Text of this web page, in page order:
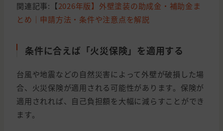
関連記事:【2026年版】外壁塗装の助成金・補助金ま
とめ｜申請方法・条件や注意点を解説
条件に合えば「火災保険」を適用する
台風や地震などの自然災害によって外壁が破損した場
合、火災保険が適用される可能性があります。保険が
適用されれば、自己負担額を大幅に減らすことができ
ます。